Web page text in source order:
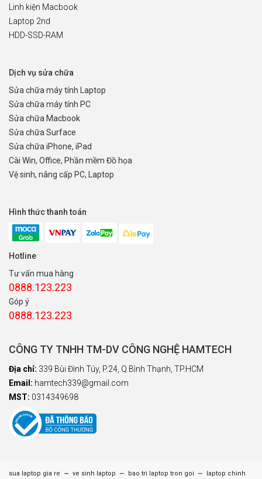
Linh kiện Macbook
Laptop 2nd
HDD-SSD-RAM
Dịch vụ sửa chữa
Sửa chữa máy tính Laptop
Sửa chữa máy tính PC
Sửa chữa Macbook
Sửa chữa Surface
Sửa chữa iPhone, iPad
Cài Win, Office, Phần mềm Đồ họa
Vệ sinh, nâng cấp PC, Laptop
Hình thức thanh toán
Hotline
Tư vấn mua hàng
0888.123.223
Góp ý
0888.123.223
CÔNG TY TNHH TM-DV CÔNG NGHỆ HAMTECH
Địa chỉ: 339 Bùi Đình Túy, P.24, Q.Bình Thạnh, TP.HCM
Email: hamtech339@gmail.com
MST: 0314349698
sua laptop gia re – ve sinh laptop – bao tri laptop tron goi – laptop chinh